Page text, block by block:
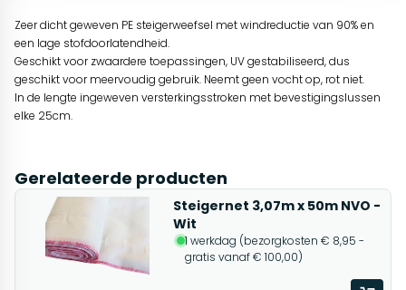
Zeer dicht geweven PE steigerweefsel met windreductie van 90% en
een lage stofdoorlatendheid.
Geschikt voor zwaardere toepassingen, UV gestabiliseerd, dus
geschikt voor meervoudig gebruik. Neemt geen vocht op, rot niet.
In de lengte ingeweven versterkingsstroken met bevestigingslussen
elke 25cm.
Gerelateerde producten
Steigernet 3,07m x 50m NVO -
Wit
1 werkdag (bezorgkosten € 8,95 -
gratis vanaf € 100,00)